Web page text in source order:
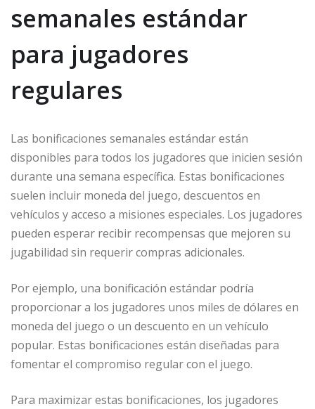
semanales estándar
para jugadores
regulares
Las bonificaciones semanales estándar están
disponibles para todos los jugadores que inicien sesión
durante una semana específica. Estas bonificaciones
suelen incluir moneda del juego, descuentos en
vehículos y acceso a misiones especiales. Los jugadores
pueden esperar recibir recompensas que mejoren su
jugabilidad sin requerir compras adicionales.
Por ejemplo, una bonificación estándar podría
proporcionar a los jugadores unos miles de dólares en
moneda del juego o un descuento en un vehículo
popular. Estas bonificaciones están diseñadas para
fomentar el compromiso regular con el juego.
Para maximizar estas bonificaciones, los jugadores